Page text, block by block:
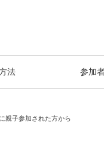
法 参加
親子参加された方から